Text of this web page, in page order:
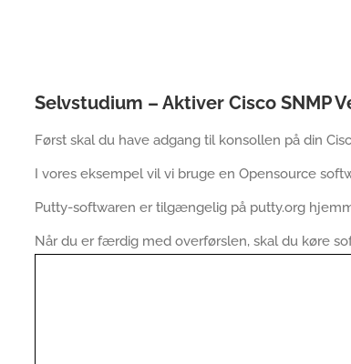
Selvstudium – Aktiver Cisco SNMP
Først skal du have adgang til konsollen på din
I vores eksempel vil vi bruge en Opensource
Putty-softwaren er tilgængelig på putty.org
Når du er færdig med overførslen, skal du køre